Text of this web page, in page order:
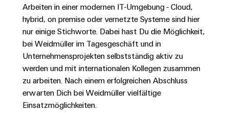
Verbindungslösungen
Geräte
Konventionelle
Energieerzeugung
Zukunftssicherheit
für
bewährte
Energieerzeugung
Systeme
und
Lösungen
Dezentrale
Automatisierung
Energiemanagement-
Lösungen
Elektronikgehäuse
Blitz-
und
Überspannungsschutz
PV
Generatoranschlusskasten
Support
Umweltbezogene
Produktkonformität
Engineering
Daten
Technische
Fachpressemeldungen
Pressekontakt
Unsere
Partner
Offene
Ausbildungs-
und
Studienplätze
Veranstaltungen
Arbeiten in einer modernen IT-Umgebung - Cloud,
hybrid, on premise oder vernetzte Systeme sind hier
nur einige Stichworte. Dabei hast Du die Möglichkeit,
bei Weidmüller im Tagesgeschäft und in
Unternehmensprojekten selbstständig aktiv zu
werden und mit internationalen Kollegen zusammen
zu arbeiten. Nach einem erfolgreichen Abschluss
erwarten Dich bei Weidmüller vielfältige
Einsatzmöglichkeiten.